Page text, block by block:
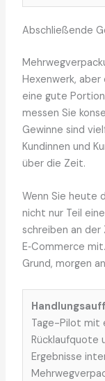
Abschließende
Hexenwerk,
eine gute
messen Sie
Gewinne sind
Kundinnen und
über die Zeit.
Wenn Sie heute
nicht nur Teil
schreiben an der
E‑Commerce
Grund, morgen
Tage-Pilot mit
Rücklaufquote
Ergebnisse